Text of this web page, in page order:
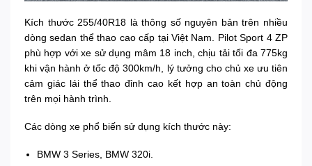
Kích thước 255/40R18 là thông số nguyên bản trên nhiều
dòng sedan thể thao cao cấp tại Việt Nam. Pilot Sport 4 ZP
phù hợp với xe sử dụng mâm 18 inch, chịu tải tối đa 775kg
khi vận hành ở tốc độ 300km/h, lý tưởng cho chủ xe ưu tiên
cảm giác lái thể thao đỉnh cao kết hợp an toàn chủ động
trên mọi hành trình.
Các dòng xe phổ biến sử dụng kích thước này:
BMW 3 Series, BMW 320i.